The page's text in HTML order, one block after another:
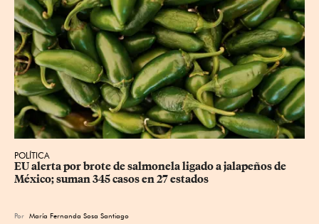
POLÍTICA
EU alerta por brote de salmonela ligado a jalapeños de
México; suman 345 casos en 27 estados
Por María Fernanda Sosa Santiago